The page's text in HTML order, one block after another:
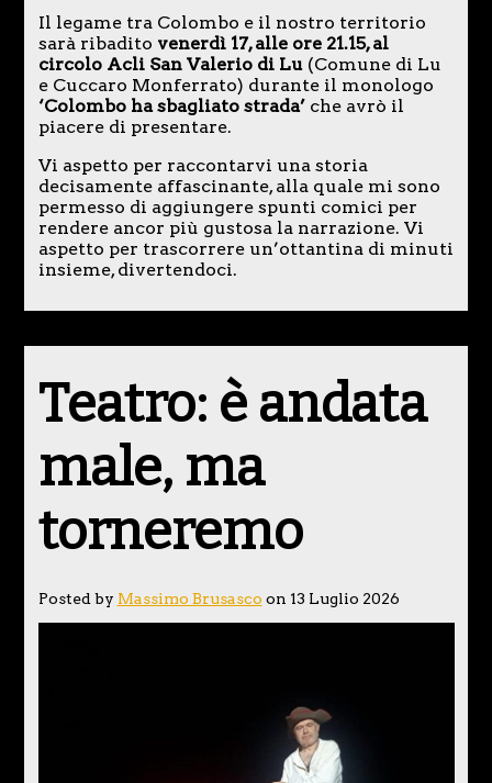
Il legame tra Colombo e il nostro territorio
sarà ribadito venerdì 17, alle ore 21.15, al
circolo Acli San Valerio di Lu (Comune di Lu
e Cuccaro Monferrato) durante il monologo
‘Colombo ha sbagliato strada’che avrò il
piacere di presentare.
Vi aspetto per raccontarvi una storia
decisamente affascinante, alla quale mi sono
permesso di aggiungere spunti comici per
rendere ancor più gustosa la narrazione. Vi
aspetto per trascorrere un’ottantina di minuti
insieme, divertendoci.
Teatro: è andata
male, ma
torneremo
Posted by Massimo Brusasco on 13 Luglio 2026